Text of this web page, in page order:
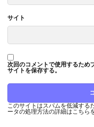
サイト
次回のコメントで使用するため
サイトを保存する。
このサイトはスパムを低減する
ータの処理方法の詳細はこちら